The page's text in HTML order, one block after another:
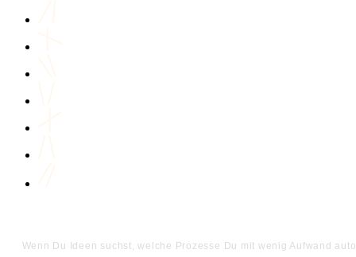
Wenn Du Ideen suchst, welche Prozesse Du mit wenig Aufwand